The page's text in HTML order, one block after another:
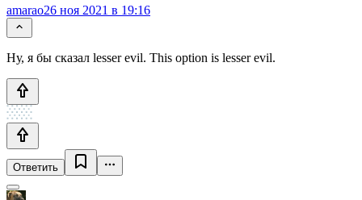
amarao26 ноя 2021 в 19:16
Ну, я бы сказал lesser evil. This option is lesser evil.
Ответить